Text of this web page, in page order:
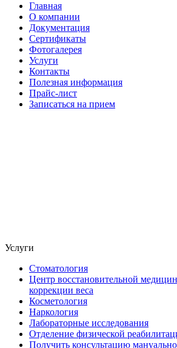
Главная
О компании
Документация
Сертификаты
Фотогалерея
Услуги
Контакты
Полезная информация
Прайс-лист
Записаться на прием
Услуги
Стоматология
Центр восстановительной
коррекции веса
Косметология
Наркология
Лабораторные исследования
Отделение физической
Получить консультацию